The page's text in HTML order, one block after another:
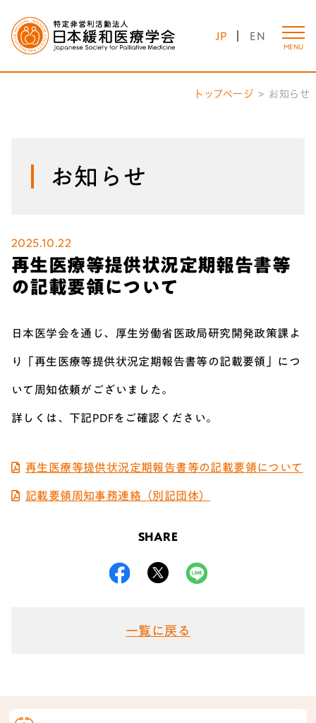
JP EN
MENU
トップページ お知らせ
お知らせ
2025.10.22
再生医療等提供状況定期報告書等
の記載要領について
日本医学会を通じ、厚生労働省医政局研究開発政策課よ
り「再生医療等提供状況定期報告書等の記載要領」につ
いて周知依頼がございました。
詳しくは、下記PDFをご確認ください。
再生医療等提供状況定期報告書等の記載要領について
記載要領周知事務連絡（別記団体）
SHARE
一覧に戻る